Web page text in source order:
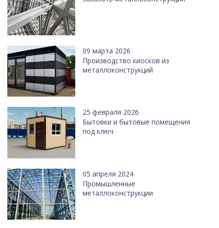
09 марта 2026
Производство киосков из
металлоконструкций
25 февраля 2026
Бытовки и бытовые помещения
под ключ
05 апреля 2024
Промышленные
металлоконструкции